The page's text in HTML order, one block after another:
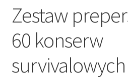
Zestaw
60 konserw
survivalowych